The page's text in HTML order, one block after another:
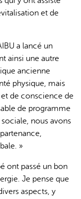
et de
a lancé un
ainsi une autre
ancienne
physique, mais
de conscience de
de programme
sociale, nous avons
»
ont passé un bon
Je pense que
aspects, y